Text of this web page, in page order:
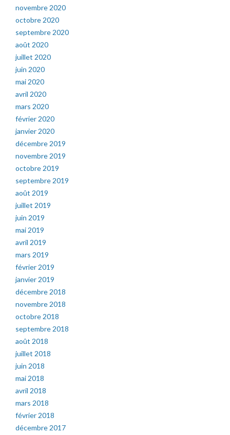
novembre 2020
octobre 2020
septembre 2020
août 2020
juillet 2020
juin 2020
mai 2020
avril 2020
mars 2020
février 2020
janvier 2020
décembre 2019
novembre 2019
octobre 2019
septembre 2019
août 2019
juillet 2019
juin 2019
mai 2019
avril 2019
mars 2019
février 2019
janvier 2019
décembre 2018
novembre 2018
octobre 2018
septembre 2018
août 2018
juillet 2018
juin 2018
mai 2018
avril 2018
mars 2018
février 2018
décembre 2017